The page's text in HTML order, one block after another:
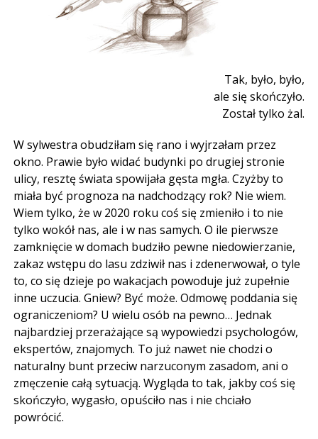
Tak, było, było,
ale się skończyło.
Został tylko żal.
W sylwestra obudziłam się rano i wyjrzałam przez
okno. Prawie było widać budynki po drugiej stronie
ulicy, resztę świata spowijała gęsta mgła. Czyżby to
miała być prognoza na nadchodzący rok? Nie wiem.
Wiem tylko, że w 2020 roku coś się zmieniło i to nie
tylko wokół nas, ale i w nas samych. O ile pierwsze
zamknięcie w domach budziło pewne niedowierzanie,
zakaz wstępu do lasu zdziwił nas i zdenerwował, o tyle
to, co się dzieje po wakacjach powoduje już zupełnie
inne uczucia. Gniew? Być może. Odmowę poddania się
ograniczeniom? U wielu osób na pewno… Jednak
najbardziej przerażające są wypowiedzi psychologów,
ekspertów, znajomych. To już nawet nie chodzi o
naturalny bunt przeciw narzuconym zasadom, ani o
zmęczenie całą sytuacją. Wygląda to tak, jakby coś się
skończyło, wygasło, opuściło nas i nie chciało
powrócić.